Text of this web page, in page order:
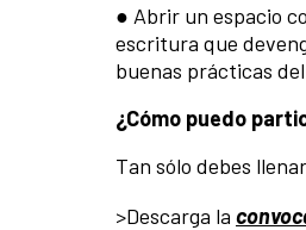
● Abrir un espacio
escritura que
buenas prácticas
¿Cómo puedo
Tan sólo debes
>Descarga la